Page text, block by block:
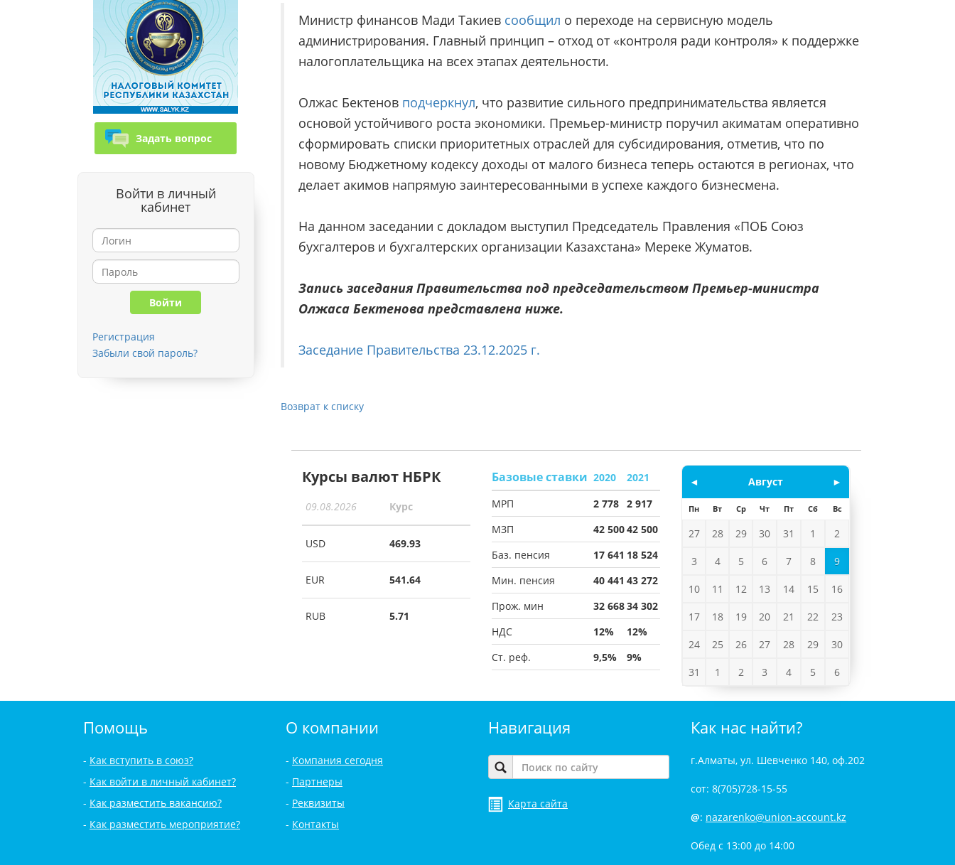
Задать вопрос
Войти в личный
кабинет
Регистрация
Забыли свой пароль?
Министр финансов Мади Такиев сообщил о переходе на сервисную модель
администрирования. Главный принцип – отход от «контроля ради контроля» к поддержке
налогоплательщика на всех этапах деятельности.
Олжас Бектенов подчеркнул, что развитие сильного предпринимательства является
основой устойчивого роста экономики. Премьер-министр поручил акиматам оперативно
сформировать списки приоритетных отраслей для субсидирования, отметив, что по
новому Бюджетному кодексу доходы от малого бизнеса теперь остаются в регионах, что
делает акимов напрямую заинтересованными в успехе каждого бизнесмена.
На данном заседании с докладом выступил Председатель Правления «ПОБ Союз
бухгалтеров и бухгалтерских организации Казахстана» Мереке Жуматов.
Запись заседания Правительства под председательством Премьер-министра
Олжаса Бектенова представлена ниже.
Заседание Правительства 23.12.2025 г.
Возврат к списку
Курсы валют НБРК
09.08.2026 Курс
USD 469.93
EUR 541.64
RUB 5.71
Базовые ставки 2020
2021
МРП
2 778 2 917
МЗП
42 50042 500
Баз. пенсия
17 641 18 524
Мин. пенсия
40 441 43 272
Прож. мин
32 66834 302
НДС
12%
12%
Ст. реф.
9,5% 9%
◄ ►
Август
Пн Вт Ср Чт Пт Сб Вс
27 28 29 30 31 1 2
3 4 5 6 7 8 9
10 11 12 13 14 15 16
17 18 19 20 21 22 23
24 25 26 27 28 29 30
31 1 2 3 4 5 6
Помощь
Как вступить в союз?
Как войти в личный кабинет?
Как разместить вакансию?
Как разместить мероприятие?
О компании
Компания сегодня
Партнеры
Реквизиты
Контакты
Навигация
Карта сайта
Как нас найти?
г.Алматы, ул. Шевченко 140, оф.202
сот: 8(705)728-15-55
@: nazarenko@union-account.kz
Обед с 13:00 до 14:00